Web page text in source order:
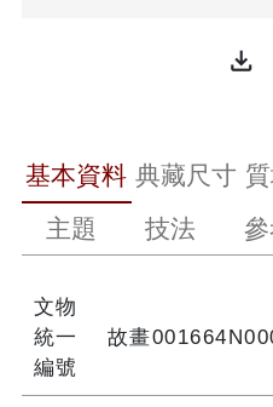
file_download
基本資料 典藏尺寸
主題
技法
文物
統一
編號
故畫